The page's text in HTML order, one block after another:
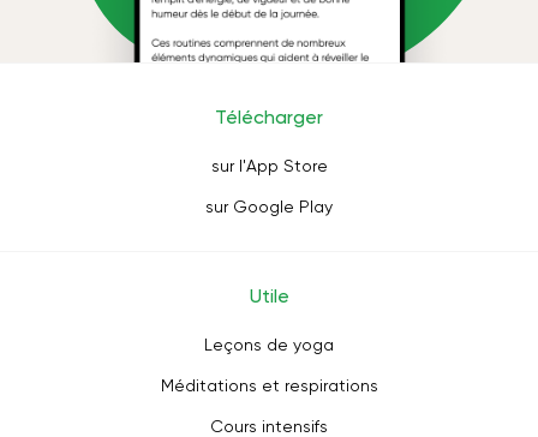
Télécharger
sur l'App Store
sur Google Play
Utile
Leçons de yoga
Méditations et respirations
Cours intensifs